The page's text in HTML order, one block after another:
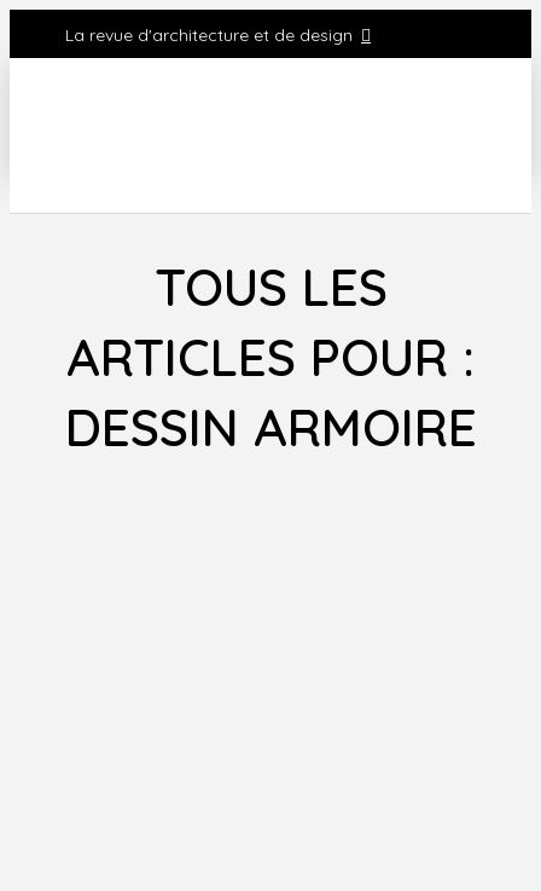
La revue d'architecture et de design
TOUS LES
ARTICLES POUR :
DESSIN ARMOIRE